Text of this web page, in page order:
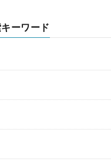
ーワード